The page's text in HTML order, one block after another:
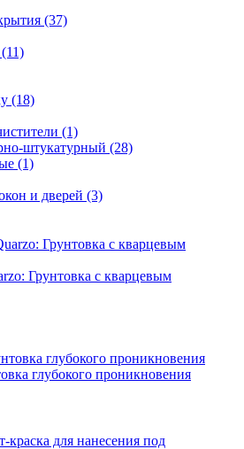
(37)
(18)
(1)
штукатурный (28)
(1)
и дверей (3)
Грунтовка с кварцевым
глубокого проникновения